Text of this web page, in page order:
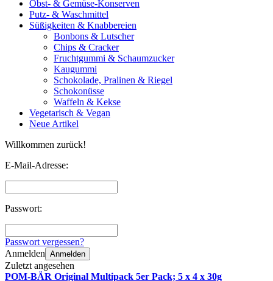
Obst- & Gemüse-Konserven
Putz- & Waschmittel
Süßigkeiten & Knabbereien
Bonbons & Lutscher
Chips & Cracker
Fruchtgummi & Schaumzucker
Kaugummi
Schokolade, Pralinen & Riegel
Schokonüsse
Waffeln & Kekse
Vegetarisch & Vegan
Neue Artikel
Willkommen zurück!
E-Mail-Adresse:
Passwort:
Passwort vergessen?
Anmelden Anmelden
Zuletzt angesehen
POM-BÄR Original Multipack 5er Pack; 5 x 4 x 30g